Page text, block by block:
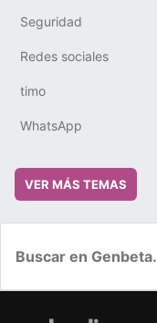
Seguridad
Redes sociales
timo
WhatsApp
VER MÁS TEMAS